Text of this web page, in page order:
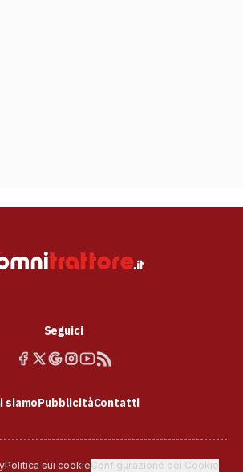
Seguici
siamoPubblicitàContatti
Politica sui cookieConfigurazione dei Cookie